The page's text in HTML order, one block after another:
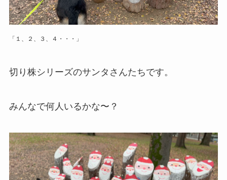
「１、２、３、４・・・」
切り株シリーズのサンタさんたちです。
みんなで何人いるかな〜？